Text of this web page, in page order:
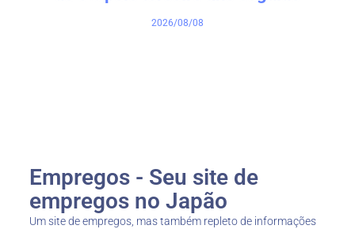
2026/08/08
Empregos - Seu site de
empregos no Japão
Um site de empregos, mas também repleto de informações